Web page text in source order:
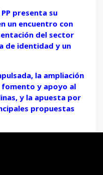
presenta su
un encuentro con
del sector
de identidad y un
la ampliación
y apoyo al
, y la apuesta por
propuestas